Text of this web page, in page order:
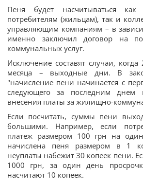
Пеня будет насчитываться как
потребителям (жильцам), так и
управляющим компаниям – в
именно заключил договор на
коммунальных услуг.
Исключение составят случаи,
месяца – выходные дни. В
"начисление пени начинается с
следующего за последним днем
внесения платы за жилищно-
Если посчитать, суммы пени
большими. Например, если
платеж размером 100 грн на
начислена пеня размером в 1
неуплаты набежит 30 копеек пени.
1000 грн, за один день
насчитают 10 копеек.